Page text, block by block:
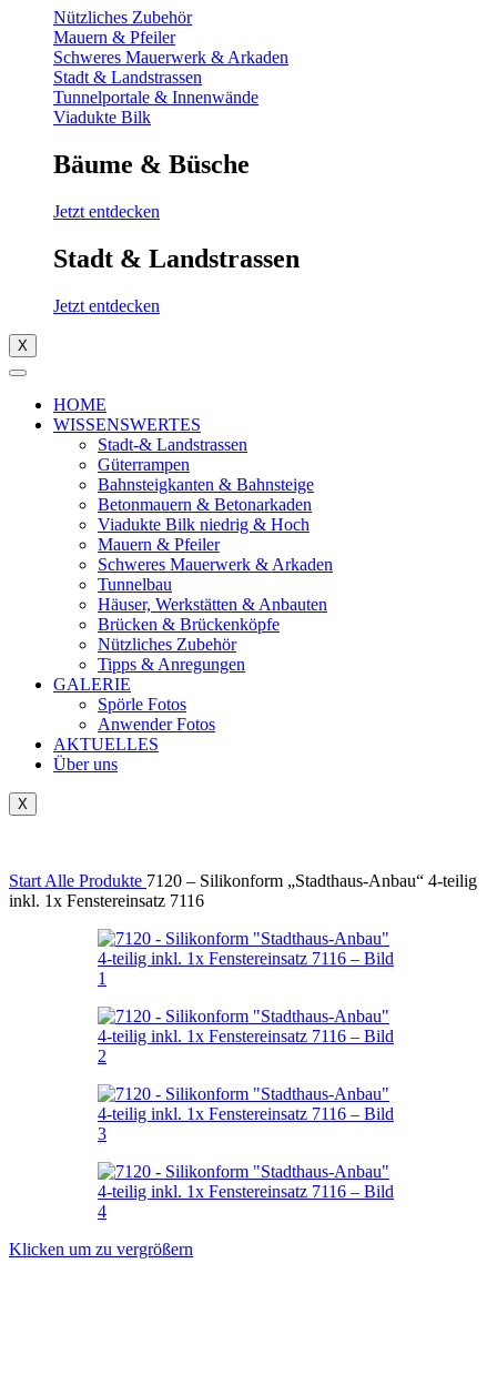
Nützliches Zubehör
Mauern & Pfeiler
Schweres Mauerwerk & Arkaden
Stadt & Landstrassen
Tunnelportale & Innenwände
Viadukte Bilk
Bäume & Büsche
Jetzt entdecken
Stadt & Landstrassen
Jetzt entdecken
X
HOME
WISSENSWERTES
Stadt-& Landstrassen
Güterrampen
Bahnsteigkanten & Bahnsteige
Betonmauern & Betonarkaden
Viadukte Bilk niedrig & Hoch
Mauern & Pfeiler
Schweres Mauerwerk & Arkaden
Tunnelbau
Häuser, Werkstätten & Anbauten
Brücken & Brückenköpfe
Nützliches Zubehör
Tipps & Anregungen
GALERIE
Spörle Fotos
Anwender Fotos
AKTUELLES
Über uns
X
Start Alle Produkte 7120 – Silikonform „Stadthaus-Anbau“ 4-teilig
inkl. 1x Fenstereinsatz 7116
Klicken um zu vergrößern